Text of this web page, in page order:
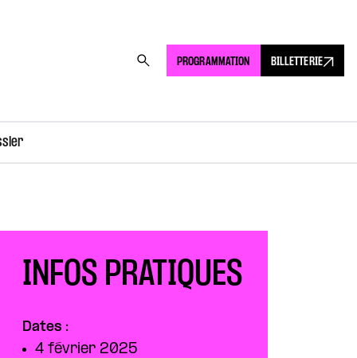
PROGRAMMATION BILLETTERIE
INFOS PRATIQUES
Dates :
4 février 2025